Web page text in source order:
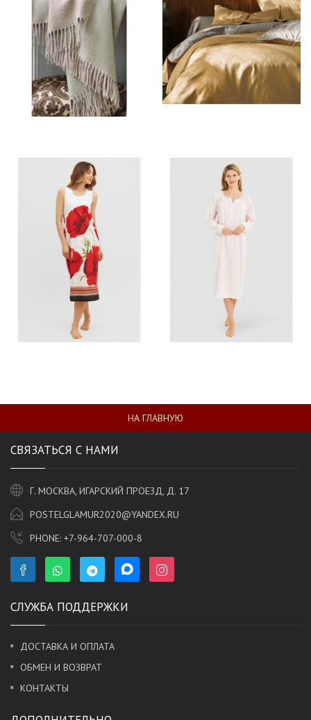
НА ГЛАВНУЮ
СВЯЗАТЬСЯ С НАМИ
Г. МОСКВА, ИГАРСКИЙ ПРОЕЗД, Д. 17
POSTELGLAMUR2020@YANDEX.RU
PHONE: +7-964-707-000-8
СЛУЖБА ПОДДЕРЖКИ
ДОСТАВКА И ОПЛАТА
ОБМЕН И ВОЗВРАТ
КОНТАКТЫ